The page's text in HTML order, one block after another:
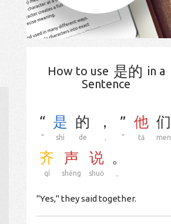
How to use 是的 in a
Sentence
“
“
是
shì
的
de
，
，
”
”
他
tā
们
men
齐
qí
声
shēng
说
shuō
。
"Yes," they said together.